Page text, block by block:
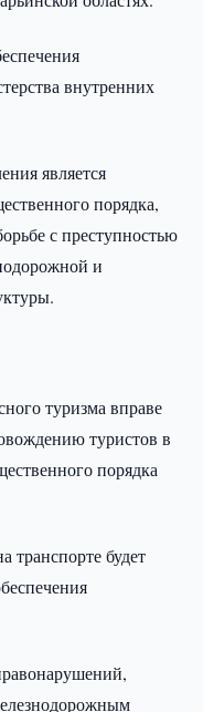
внутренних
является
порядка,
с преступностью
и
туризма вправе
туристов в
порядка
транспорте будет